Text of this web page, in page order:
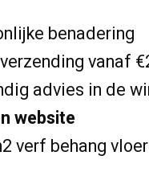
benadering
verzending vanaf
advies in de
website
verf behang